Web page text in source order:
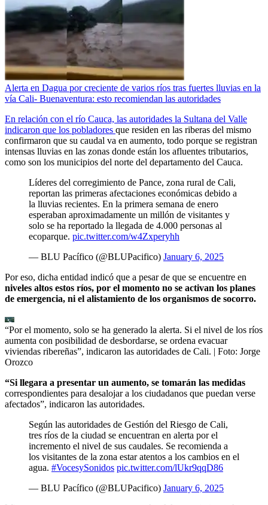
Alerta en Dagua por creciente de varios ríos tras fuertes lluvias en la
vía Cali- Buenaventura: esto recomiendan las autoridades
En relación con el río Cauca, las autoridades la Sultana del Valle
indicaron que los pobladores que residen en las riberas del mismo
confirmaron que su caudal va en aumento, todo porque se registran
intensas lluvias en las zonas donde están los afluentes tributarios,
como son los municipios del norte del departamento del Cauca.
Líderes del corregimiento de Pance, zona rural de Cali,
reportan las primeras afectaciones económicas debido a
la lluvias recientes. En la primera semana de enero
esperaban aproximadamente un millón de visitantes y
solo se ha reportado la llegada de 4.000 personas al
ecoparque. pic.twitter.com/w4Zxperyhh
— BLU Pacífico (@BLUPacifico) January 6, 2025
Por eso, dicha entidad indicó que a pesar de que se encuentre en
niveles altos estos ríos, por el momento no se activan los planes
de emergencia, ni el alistamiento de los organismos de socorro.
“Por el momento, solo se ha generado la alerta. Si el nivel de los ríos
aumenta con posibilidad de desbordarse, se ordena evacuar
viviendas ribereñas”, indicaron las autoridades de Cali. | Foto: Jorge
Orozco
“Si llegara a presentar un aumento, se tomarán las medidas
correspondientes para desalojar a los ciudadanos que puedan verse
afectados”, indicaron las autoridades.
Según las autoridades de Gestión del Riesgo de Cali,
tres ríos de la ciudad se encuentran en alerta por el
incremento el nivel de sus caudales. Se recomienda a
los visitantes de la zona estar atentos a los cambios en el
agua. #VocesySonidos pic.twitter.com/lUkr9qqD86
— BLU Pacífico (@BLUPacifico) January 6, 2025